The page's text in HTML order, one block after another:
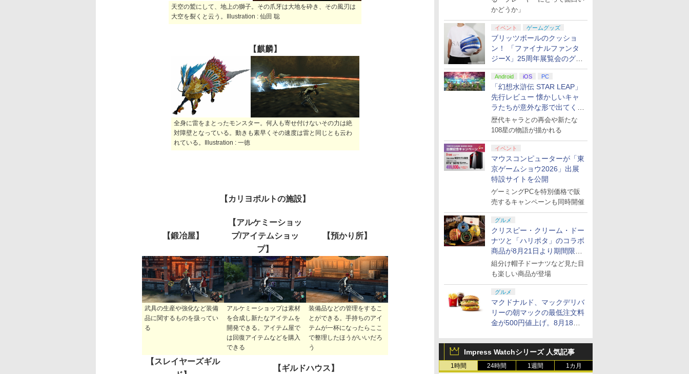
かどうか」
イベント ゲームグッズ
ブリッツボールのクッショ
ン！ 「ファイナルファンタ
ジーX」25周年展覧会のグッ
ズ情報が公開
Android iOS PC
「幻想水滸伝 STAR LEAP」
先行レビュー 懐かしいキャ
ラたちが意外な形で出てくる
シリーズ完全新作！
歴代キャラとの再会や新たな
108星の物語が描かれる
イベント
マウスコンピューターが「東
京ゲームショウ2026」出展
特設サイトを公開
ゲーミングPCを特別価格で販
売するキャンペーンも同時開催
グルメ
クリスピー・クリーム・ドー
ナツと「ハリポタ」のコラボ
商品が8月21日より期間限定
で発売
組分け帽子ドーナツなど見た目
も楽しい商品が登場
グルメ
マクドナルド、マックデリバ
リーの朝マックの最低注文料
金が500円値上げ。8月18日
Impress Watchシリーズ 人気記事
1時間 24時間 1週間 1カ月
天空の鷲にして、地上の獅子。その爪牙は大地を砕き、その風刃は
大空を裂くと云う。Illustration : 仙田 聡
【麒麟】
全身に雷をまとったモンスター。何人も寄せ付けないその力は絶
対障壁となっている。動きも素早くその速度は雷と同じとも云わ
れている。Illustration : 一徳
【カリヨポルトの施設】
【鍛冶屋】
【アルケミーショッ
プ/アイテムショッ
プ】
【預かり所】
武具の生産や強化など装備
品に関するものを扱ってい
る
アルケミーショップは素材
を合成し新たなアイテムを
開発できる。アイテム屋で
は回復アイテムなどを購入
できる
装備品などの管理をするこ
とができる。手持ちのアイ
テムが一杯になったらここ
で整理したほうがいいだろ
う
【スレイヤーズギル
【ギルドハウス】